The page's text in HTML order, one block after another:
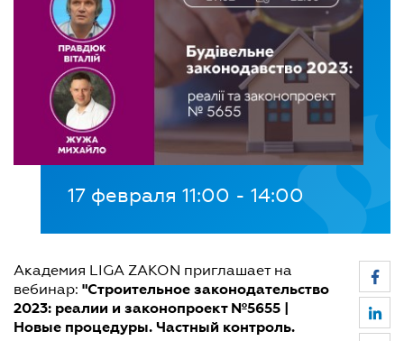
17 февраля 11:00 - 14:00
Академия LIGA ZAKON приглашает на
вебинар: "Строительное законодательство
2023: реалии и законопроект №5655 |
Новые процедуры. Частный контроль.